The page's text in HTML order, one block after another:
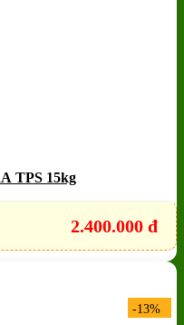
TPS 15kg
2.400.000 đ
-13%